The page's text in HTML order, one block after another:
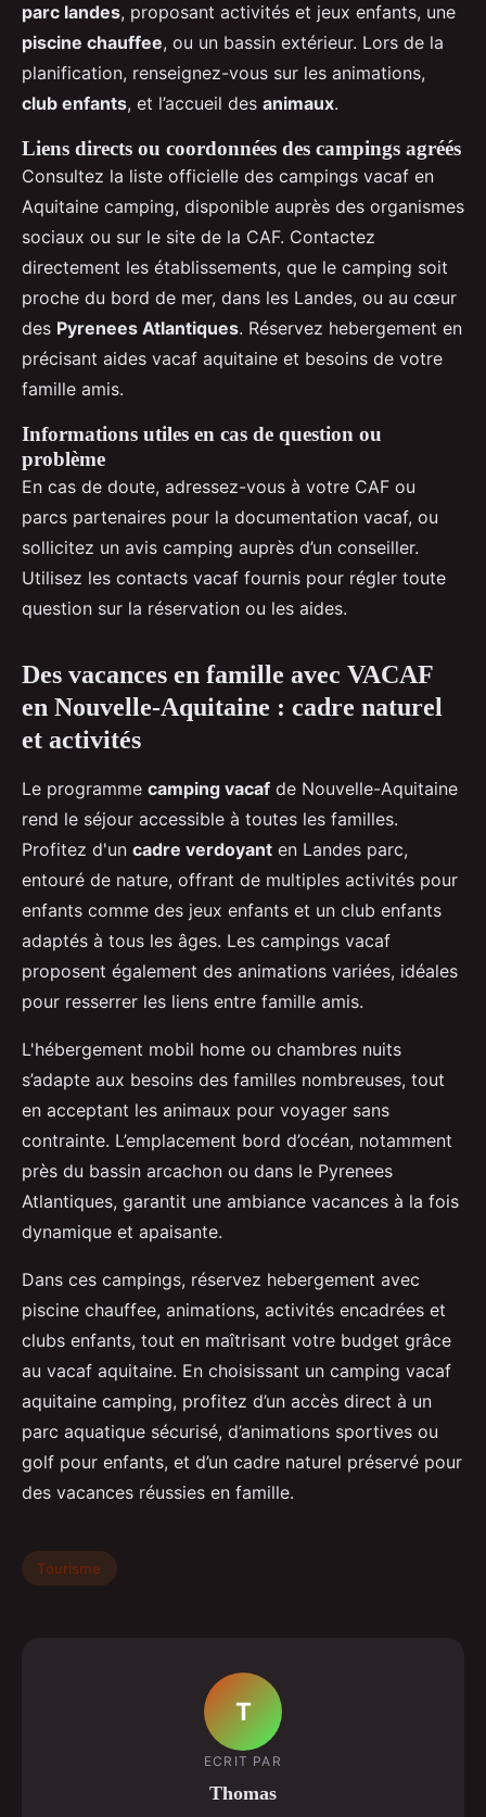
parc landes, proposant activités et jeux enfants, une
piscine chauffee, ou un bassin extérieur. Lors de la
planification, renseignez-vous sur les animations,
club enfants, et l’accueil des animaux.
Liens directs ou coordonnées des campings agréés
Consultez la liste officielle des campings vacaf en
Aquitaine camping, disponible auprès des organismes
sociaux ou sur le site de la CAF. Contactez
directement les établissements, que le camping soit
proche du bord de mer, dans les Landes, ou au cœur
des Pyrenees Atlantiques. Réservez hebergement en
précisant aides vacaf aquitaine et besoins de votre
famille amis.
Informations utiles en cas de question ou
problème
En cas de doute, adressez-vous à votre CAF ou
parcs partenaires pour la documentation vacaf, ou
sollicitez un avis camping auprès d’un conseiller.
Utilisez les contacts vacaf fournis pour régler toute
question sur la réservation ou les aides.
Des vacances en famille avec VACAF
en Nouvelle-Aquitaine : cadre naturel
et activités
Le programme camping vacaf de Nouvelle-Aquitaine
rend le séjour accessible à toutes les familles.
Profitez d'un cadre verdoyant en Landes parc,
entouré de nature, offrant de multiples activités pour
enfants comme des jeux enfants et un club enfants
adaptés à tous les âges. Les campings vacaf
proposent également des animations variées, idéales
pour resserrer les liens entre famille amis.
L'hébergement mobil home ou chambres nuits
s’adapte aux besoins des familles nombreuses, tout
en acceptant les animaux pour voyager sans
contrainte. L’emplacement bord d’océan, notamment
près du bassin arcachon ou dans le Pyrenees
Atlantiques, garantit une ambiance vacances à la fois
dynamique et apaisante.
Dans ces campings, réservez hebergement avec
piscine chauffee, animations, activités encadrées et
clubs enfants, tout en maîtrisant votre budget grâce
au vacaf aquitaine. En choisissant un camping vacaf
aquitaine camping, profitez d’un accès direct à un
parc aquatique sécurisé, d’animations sportives ou
golf pour enfants, et d’un cadre naturel préservé pour
des vacances réussies en famille.
Tourisme
T
ECRIT PAR
Thomas